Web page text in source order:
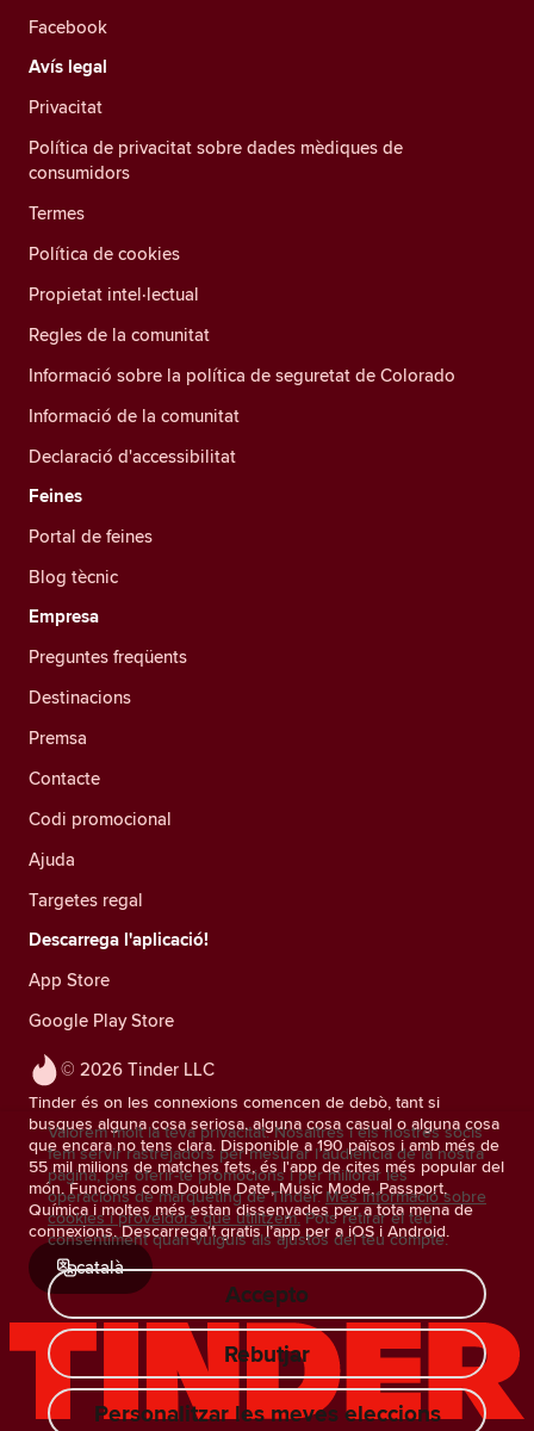
© 2026 Tinder LLC
Tinder és on les connexions comencen de debò, tant si
busques alguna cosa seriosa, alguna cosa casual o alguna cosa
que encara no tens clara. Disponible a 190 països i amb més de
55 mil milions de matches fets, és l'app de cites més popular del
món. Funcions com Double Date, Music Mode, Passport,
Química i moltes més estan dissenyades per a tota mena de
connexions. Descarrega't gratis l’app per a iOS i Android.
català
Facebook
Avís legal
Privacitat
Política de privacitat sobre dades mèdiques de
consumidors
Termes
Política de cookies
Propietat intel·lectual
Regles de la comunitat
Informació sobre la política de seguretat de Colorado
Informació de la comunitat
Declaració d'accessibilitat
Feines
Portal de feines
Blog tècnic
Empresa
Preguntes freqüents
Destinacions
Premsa
Contacte
Codi promocional
Ajuda
Targetes regal
Descarrega l'aplicació!
App Store
Google Play Store
Valorem molt la teva privacitat. Nosaltres i els nostres socis
fem servir rastrejadors per mesurar l'audiència de la nostra
pàgina, per oferir-te promocions i per millorar les
operacions de màrqueting de Tinder. Més informació sobre
cookies i proveïdors que utilitzem. Pots retirar el teu
consentiment quan vulguis als ajustos del teu compte.
Accepto
Rebutjar
Personalitzar les meves eleccions